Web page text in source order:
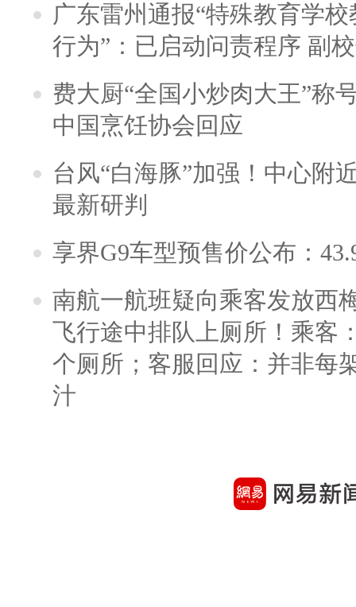
广东雷州通报“特殊教育学
行为”：已启动问责程序 副
费大厨“全国小炒肉大王”称
中国烹饪协会回应
台风“白海豚”加强！中心附
最新研判
享界G9车型预售价公布：
南航一航班疑向乘客发放西
飞行途中排队上厕所！乘客
个厕所；客服回应：并非每
汁